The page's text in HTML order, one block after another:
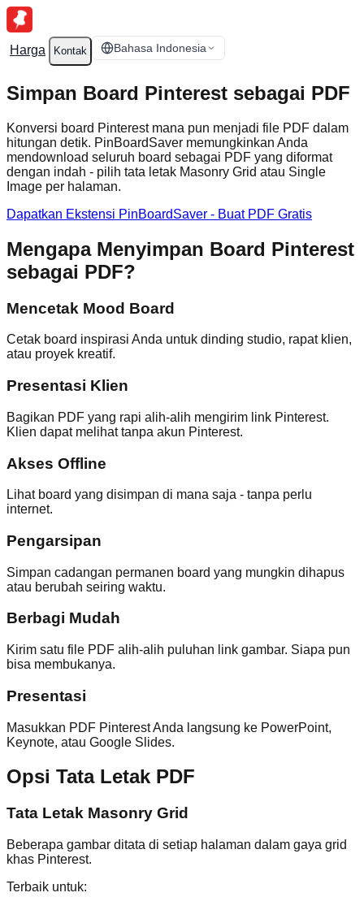
Harga Kontak Bahasa Indonesia
Simpan Board Pinterest sebagai PDF
Konversi board Pinterest mana pun menjadi file PDF dalam
hitungan detik. PinBoardSaver memungkinkan Anda
mendownload seluruh board sebagai PDF yang diformat
dengan indah - pilih tata letak Masonry Grid atau Single
Image per halaman.
Dapatkan Ekstensi PinBoardSaver - Buat PDF Gratis
Mengapa Menyimpan Board Pinterest
sebagai PDF?
Mencetak Mood Board
Cetak board inspirasi Anda untuk dinding studio, rapat klien,
atau proyek kreatif.
Presentasi Klien
Bagikan PDF yang rapi alih-alih mengirim link Pinterest.
Klien dapat melihat tanpa akun Pinterest.
Akses Offline
Lihat board yang disimpan di mana saja - tanpa perlu
internet.
Pengarsipan
Simpan cadangan permanen board yang mungkin dihapus
atau berubah seiring waktu.
Berbagi Mudah
Kirim satu file PDF alih-alih puluhan link gambar. Siapa pun
bisa membukanya.
Presentasi
Masukkan PDF Pinterest Anda langsung ke PowerPoint,
Keynote, atau Google Slides.
Opsi Tata Letak PDF
Tata Letak Masonry Grid
Beberapa gambar ditata di setiap halaman dalam gaya grid
khas Pinterest.
Terbaik untuk: